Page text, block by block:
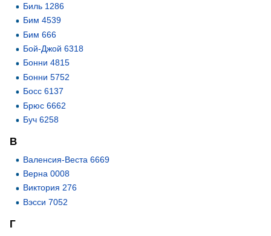
Биль 1286
Бим 4539
Бим 666
Бой-Джой 6318
Бонни 4815
Бонни 5752
Босс 6137
Брюс 6662
Буч 6258
В
Валенсия-Веста 6669
Верна 0008
Виктория 276
Вэсси 7052
Г